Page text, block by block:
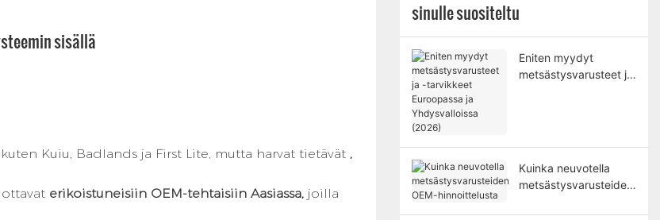
sisällä
Kuiu, Badlands ja First Lite, mutta harvat tietävät ,
erikoistuneisiin OEM-tehtaisiin Aasiassa,joilla
sinulle suositeltu
Eniten myydyt
metsästysvarusteet ja
Kuinka neuvotella
metsästysvarusteiden